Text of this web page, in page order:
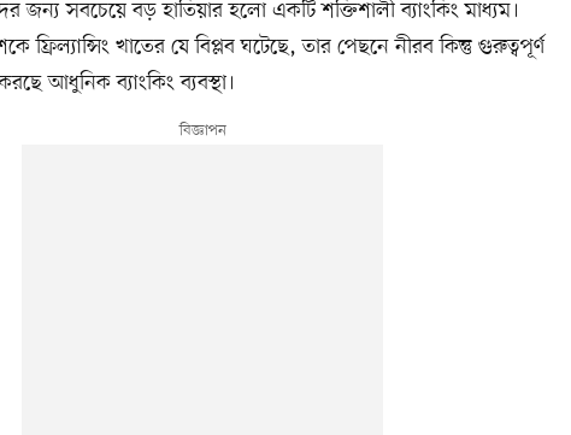
জন্য সবচেয়ে বড় হাতিয়ার হলো একটি শক্তিশালী ব্যাংকিং মাধ্যম।
ফ্রিল্যান্সিং খাতের যে বিপ্লব ঘটেছে, তার পেছনে নীরব কিন্তু গুরুত্বপূর্ণ
আধুনিক ব্যাংকিং ব্যবস্থা।